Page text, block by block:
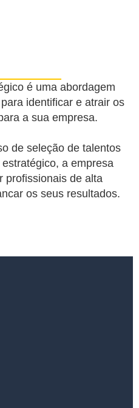
é uma abordagem
identificar e atrair os
a sua empresa.
de seleção de talentos
a empresa
profissionais de alta
os seus resultados.